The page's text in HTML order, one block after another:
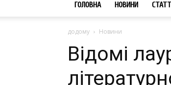
ГОЛОВНА НОВИНИ
додому Новини
Відомі